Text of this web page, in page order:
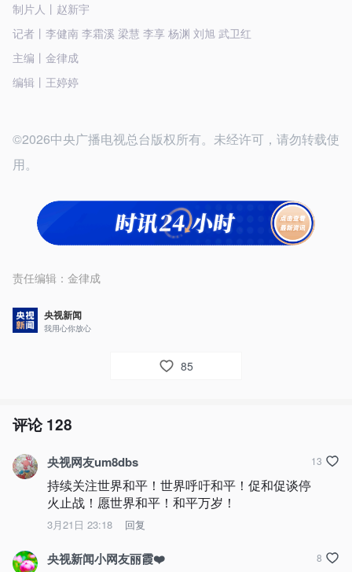
制片人丨赵新宇
记者丨李健南 李霜溪 梁慧 李享 杨渊 刘旭 武卫红
主编丨金律成
编辑丨王婷婷
©2026中央广播电视总台版权所有。未经许可，请勿转载使
用。
责任编辑： 金律成
央视新闻
我用心你放心
85
评论128
央视网友um8dbs
持续关注世界和平！世界呼吁和平！促和促谈停
火止战！愿世界和平！和平万岁！
3月21日 23:18 回复
13
央视新闻小网友丽霞❤️ 8